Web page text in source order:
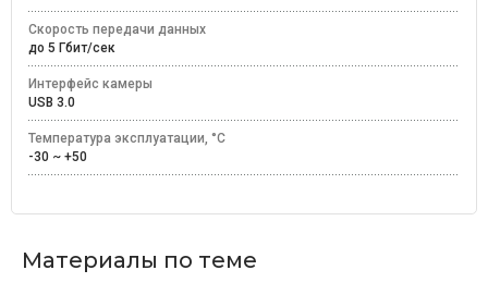
Скорость передачи данных
до 5 Гбит/сек
Интерфейс камеры
USB 3.0
Температура эксплуатации, °C
-30 ~ +50
Материалы по теме